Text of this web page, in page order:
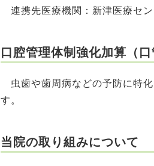
連携先医療機関：新津医療セン
口腔管理体制強化加算（口
虫歯や歯周病などの予防に特化
す。
当院の取り組みについて